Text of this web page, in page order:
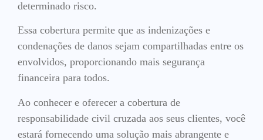
determinado risco.
Essa cobertura permite que as indenizações e
condenações de danos sejam compartilhadas entre os
envolvidos, proporcionando mais segurança
financeira para todos.
Ao conhecer e oferecer a cobertura de
responsabilidade civil cruzada aos seus clientes, você
estará fornecendo uma solução mais abrangente e